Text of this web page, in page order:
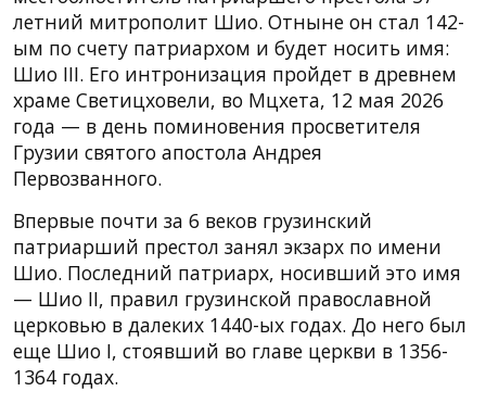
летний митрополит Шио. Отныне он стал 142-
ым по счету патриархом и будет носить имя:
Шио III. Его интронизация пройдет в древнем
храме Светицховели, во Мцхета, 12 мая 2026
года — в день поминовения просветителя
Грузии святого апостола Андрея
Первозванного.
Впервые почти за 6 веков грузинский
патриарший престол занял экзарх по имени
Шио. Последний патриарх, носивший это имя
— Шио II, правил грузинской православной
церковью в далеких 1440-ых годах. До него был
еще Шио I, стоявший во главе церкви в 1356-
1364 годах.